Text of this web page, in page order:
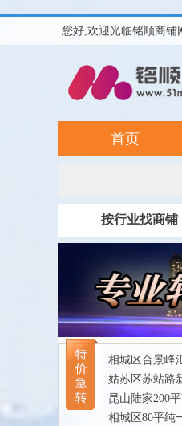
您好,欢迎光临铭顺商铺
首页
按行业找商铺
相城区合景峰
姑苏区苏站路
昆山陆家200
相城区80平纯